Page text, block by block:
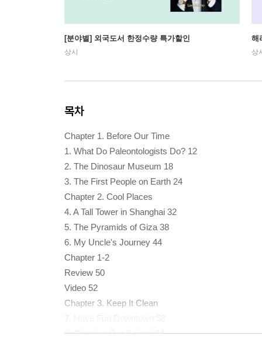
[분야별] 외국도서 한정수량 특가할인
상시
해
상
목차
Chapter 1. Before Our Time
1. What Do Paleontologists Do? 12
2. The Dinosaur Museum 18
3. The First People on Earth 24
Chapter 2. Cool Places
4. A Tall Tower in Shanghai 32
5. The Pyramids of Giza 38
6. My Uncle's Journey 44
Chapter 1-2
Review 50
Video 52
Chapter 3. Keep It Clean
8. Cleaning Our School 64